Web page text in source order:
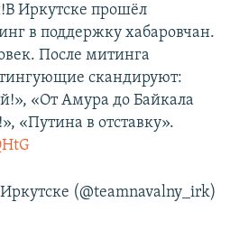
Иркутске прошёл
в поддержку хабаровчан.
После митинга
скандируют:
«От Амура до Байкала
«Путина в отставку».
(@teamnavalny_irk)